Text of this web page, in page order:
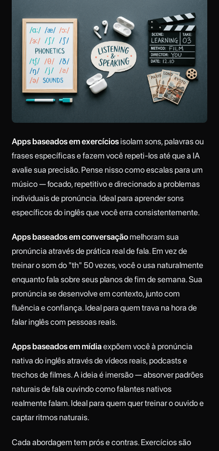
Apps baseados em exercícios isolam sons, palavras ou
frases específicas e fazem você repeti-los até que a IA
avalie sua precisão. Pense nisso como escalas para um
músico — focado, repetitivo e direcionado a problemas
individuais de pronúncia. Ideal para aprender sons
específicos do inglês que você erra consistentemente.
Apps baseados em conversação melhoram sua
pronúncia através de prática real de fala. Em vez de
treinar o som do "th" 50 vezes, você o usa naturalmente
enquanto fala sobre seus planos de fim de semana. Sua
pronúncia se desenvolve em contexto, junto com
fluência e confiança. Ideal para quem trava na hora de
falar inglês com pessoas reais.
Apps baseados em mídiaexpõem você à pronúncia
nativa do inglês através de vídeos reais, podcasts e
trechos de filmes. A ideia é imersão — absorver padrões
naturais de fala ouvindo como falantes nativos
realmente falam. Ideal para quem quer treinar o ouvido e
captar ritmos naturais.
Cada abordagem tem prós e contras. Exercícios são